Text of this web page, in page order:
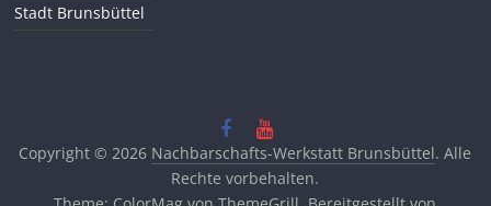
Stadt Brunsbüttel
Copyright © 2026 Nachbarschafts-Werkstatt Brunsbüttel. Alle
Rechte vorbehalten.